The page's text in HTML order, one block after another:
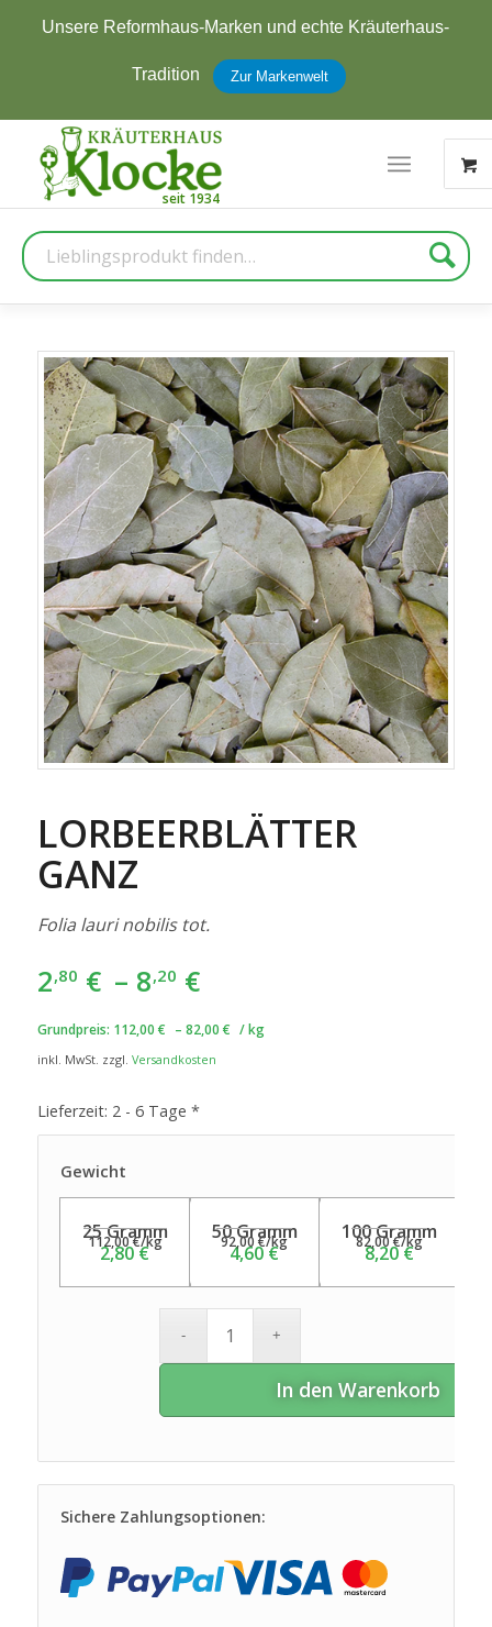
und echte Kräuterhaus- Jetzt zum
Suche
LORBEERBLÄTTER
GANZ
Folia lauri nobilis tot.
2,80 € – 8,20 €
Grundpreis: 112,00 € – 82,00 € /kg
inkl. MwSt. zzgl. Versandkosten
Lieferzeit: 2 - 6 Tage *
Gewicht
25 Gramm
2,80€
112,00€/kg
50 Gramm
4,60€
92,00€/kg
100 Gramm
8,20€
82,00€/kg
In den Warenkorb
Sichere Zahlungsoptionen: